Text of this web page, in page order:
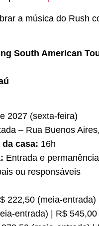
a música do Rush
South American
2027 (sexta-feira)
– Rua Buenos
casa: 16h
Entrada e
ou responsáveis
222,50 (meia-
entrada) | R$ 545,00